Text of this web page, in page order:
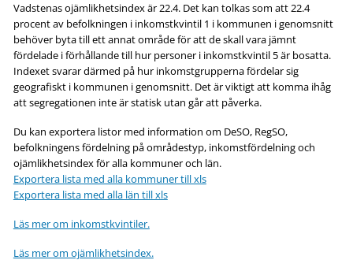
Vadstenas ojämlikhetsindex är 22.4. Det kan tolkas som att 22.4
procent av befolkningen i inkomstkvintil 1 i kommunen i genomsnitt
behöver byta till ett annat område för att de skall vara jämnt
fördelade i förhållande till hur personer i inkomstkvintil 5 är bosatta.
Indexet svarar därmed på hur inkomstgrupperna fördelar sig
geografiskt i kommunen i genomsnitt. Det är viktigt att komma ihåg
att segregationen inte är statisk utan går att påverka.
Du kan exportera listor med information om DeSO, RegSO,
befolkningens fördelning på områdestyp, inkomstfördelning och
ojämlikhetsindex för alla kommuner och län.
Exportera lista med alla kommuner till xls
Exportera lista med alla län till xls
Läs mer om inkomstkvintiler.
Läs mer om ojämlikhetsindex.